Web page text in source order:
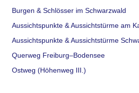
Burgen & Schlösser im Schwarzwald
Aussichtspunkte & Aussichtstürme am
Aussichtspunkte & Aussichtstürme
Querweg Freiburg–Bodensee
Ostweg (Höhenweg III.)